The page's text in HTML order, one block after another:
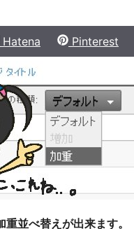
Share
on
Hatena
Share
on
Pinterest
並べ替えが出来ます。